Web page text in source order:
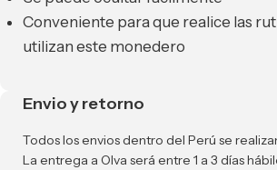
Conveniente para que realice las
utilizan este monedero
Envio y retorno
Todos los envios dentro del Perú se
La entrega a Olva será entre 1 a 3 días